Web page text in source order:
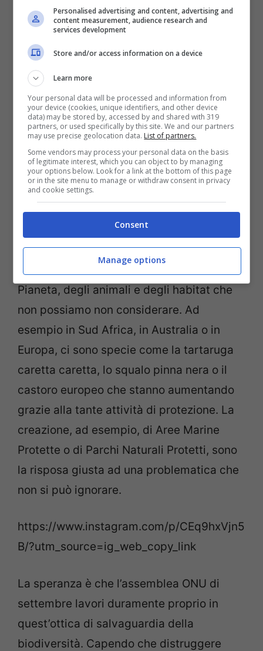
Quali sono le specie che
stanno sparendo?
Tra le specie in via di estinzione troviamo il
gorilla di pianura che ha visto un calo di
circa l’87% tra il 1994 e il 2015. Insieme a
lui sta sparendo anche il pappagallo
cenerino, con un calo del 99% per via delle
trappole. Non se la cavano meglio i pesci
di acqua dolce con un calo della
popolazione complessiva dell’84%.
Fortunatamente però ci sono anche azioni
importanti di conservazione del nostro
Pianeta, degli animali e degli habitat che
non possiamo non considerare. Ad
esempio in Sud Africa, in Australia o in
Europa, ci sono specie come la tartaruga
caretta caretta, lo squalo pinna nera o il
castoro europeo che stanno aumentando
grazie alla tante attività di protezione. La
creazione, ad esempio, di Aree Marine
Protette o di Parchi Naturali Protetti, sono
la risposa giusta ad una problematica che
non si può ignorare.
https://www.instagram.com/p/CEq9hxVjn5
B/?utm_source=ig_web_copy_link
La speranza è che l’assemblea ONU di
settembre lavori duramente proprio in
quest’ottica di salvaguardia della
biodiversità. Capendo che distruggere
Personalised advertising and content, advertising and
content measurement, audience research and
services development
Store and/or access information on a device
Learn more
Your personal data will be processed and information from
your device (cookies, unique identifiers, and other device
data) may be stored by, accessed by and shared with 319
partners, or used specifically by this site. We and our partners
may use precise geolocation data. List of partners.
Some vendors may process your personal data on the basis
of legitimate interest, which you can object to by managing
your options below. Look for a link at the bottom of this page
or in the site menu to manage or withdraw consent in privacy
and cookie settings.
Consent
Manage options